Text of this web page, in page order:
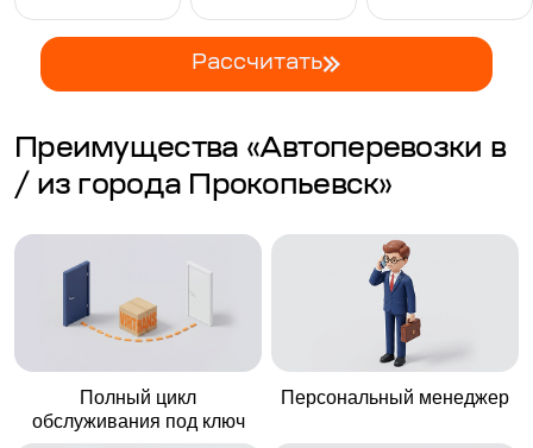
Рассчитать
Преимущества «Автоперевозки в
/ из города Прокопьевск»
Полный цикл
обслуживания под ключ
Персональный менеджер